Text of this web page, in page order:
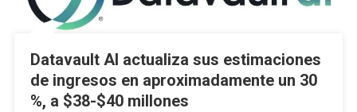
Datavault AI actualiza sus estimaciones
de ingresos en aproximadamente un 30
%, a $38-$40 millones